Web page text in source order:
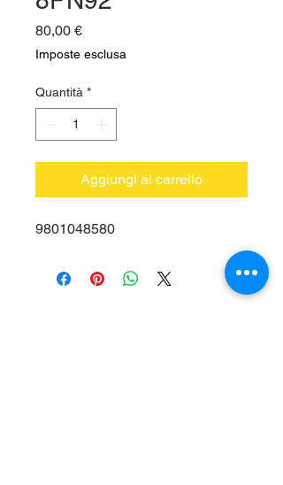
80,00 €Prezzo
Imposte esclusa
Quantità *
Aggiungi al carrello
9801048580